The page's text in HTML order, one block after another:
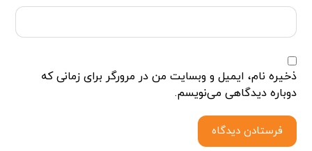
ذخیره نام، ایمیل و وبسایت من در مرورگر برای زمانی که
دوباره دیدگاهی می‌نویسم.
فرستادن دیدگاه